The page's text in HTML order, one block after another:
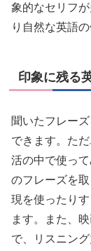
象的なセリフ
り自然な英語
印象に残る
聞いたフレー
できます。た
活の中で使っ
のフレーズを
現を使ったり
ます。また、
で、リスニン